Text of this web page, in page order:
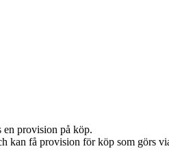
en provision på köp.
få provision för köp som görs